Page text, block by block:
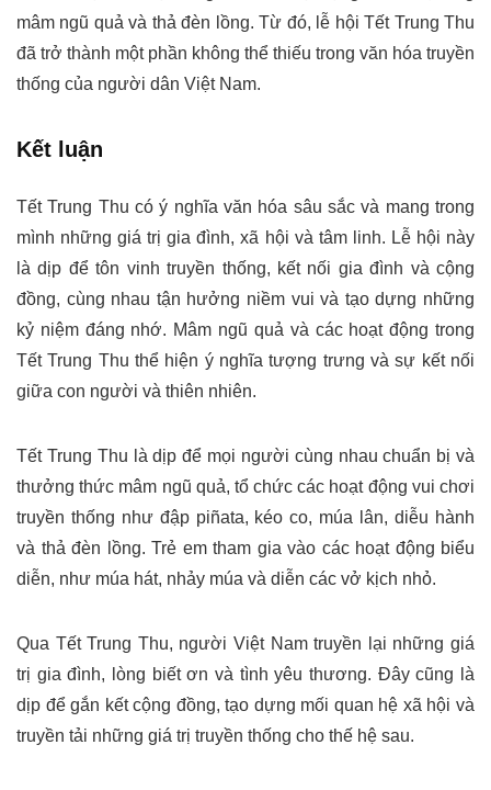
mâm ngũ quả và thả đèn lồng. Từ đó, lễ hội Tết Trung Thu
đã trở thành một phần không thể thiếu trong văn hóa truyền
thống của người dân Việt Nam.
Kết luận
Tết Trung Thu có ý nghĩa văn hóa sâu sắc và mang trong
mình những giá trị gia đình, xã hội và tâm linh. Lễ hội này
là dịp để tôn vinh truyền thống, kết nối gia đình và cộng
đồng, cùng nhau tận hưởng niềm vui và tạo dựng những
kỷ niệm đáng nhớ. Mâm ngũ quả và các hoạt động trong
Tết Trung Thu thể hiện ý nghĩa tượng trưng và sự kết nối
giữa con người và thiên nhiên.
Tết Trung Thu là dịp để mọi người cùng nhau chuẩn bị và
thưởng thức mâm ngũ quả, tổ chức các hoạt động vui chơi
truyền thống như đập piñata, kéo co, múa lân, diễu hành
và thả đèn lồng. Trẻ em tham gia vào các hoạt động biểu
diễn, như múa hát, nhảy múa và diễn các vở kịch nhỏ.
Qua Tết Trung Thu, người Việt Nam truyền lại những giá
trị gia đình, lòng biết ơn và tình yêu thương. Đây cũng là
dịp để gắn kết cộng đồng, tạo dựng mối quan hệ xã hội và
truyền tải những giá trị truyền thống cho thế hệ sau.